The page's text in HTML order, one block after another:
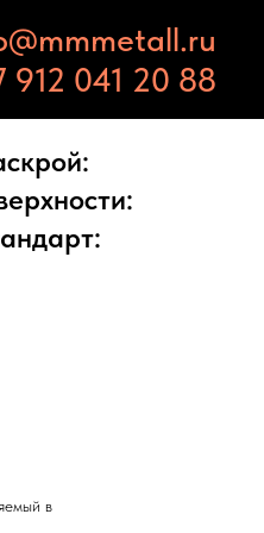
912 041 20 88
в